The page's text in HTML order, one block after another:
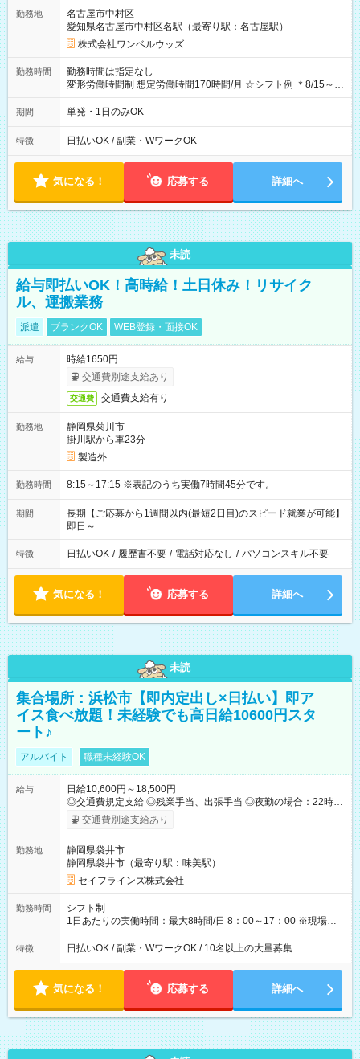
期間なし
勤務地
名古屋市中村区
愛知県名古屋市中村区名駅（最寄り駅：名古屋駅）
株式会社ワンベルウッズ
勤務時間
勤務時間は指定なし
変形労働時間制 想定労働時間170時間/月 ☆シフト例 ＊8/15～
10/26 全日共通 08：00～12：00 17：00～21：00 ＊8/31
～9/19のみ下記シフトもあります！ 12：00～16：00 ＊9/6～
00
期間 単発・1日のみOK
特徴 日払いOK / 副業・WワークOK
気になる！ 応募する 詳細へ
未読
給与即払いOK！高時給！土日休み！リサイク
ル、運搬業務
派遣 ブランクOK WEB登録・面接OK
給与
時給1650円
交通費別途支給あり
交通費 交通費支給有り
勤務地
静岡県菊川市
掛川駅から車23分
製造外
勤務時間 8:15～17:15 ※表記のうち実働7時間45分です。
期間
長期【ご応募から1週間以内(最短2日目)のスピード就業が可能】
即日～
特徴 日払いOK / 履歴書不要 / 電話対応なし / パソコンスキル不要
気になる！ 応募する 詳細へ
未読
集合場所：浜松市【即内定出し×日払い】即ア
イス食べ放題！未経験でも高日給10600円スタ
ート♪
アルバイト 職種未経験OK
給与
日給10,600円～18,500円
◎交通費規定支給 ◎残業手当、出張手当 ◎夜勤の場合：22時～
翌5時は割増給与 ◎日払い・週払い可(希望者／条件有) ◎社食あ
ダブルワークも可能です☺ ◎髪色、ピアス、タトゥーOK おしゃ
れも自由に楽しめます！ 【試用期間】試用期間あり 試用期間の
長さ：3ヶ月 雇用形態、給与は本採用時と同じです。
交通費別途支給あり
勤務地
静岡県袋井市
静岡県袋井市（最寄り駅：味美駅）
セイフラインズ株式会社
勤務時間
シフト制
1日あたりの実働時間：最大8時間/日 8：00～17：00 ※現場によ
っては多少時間は前後します ▶残業ほとんどなし！ ▶時間より
早く終わることの方が多いと思います。現場によっては午前中
望の方は夜勤（21:00～6:00）のお仕事も可能。
特徴 日払いOK / 副業・WワークOK / 10名以上の大量募集
気になる！ 応募する 詳細へ